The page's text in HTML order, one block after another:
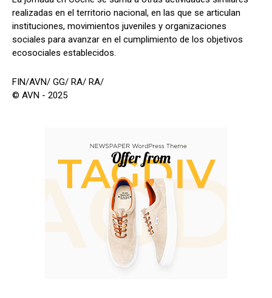
realizadas en el territorio nacional, en las que se articulan
instituciones, movimientos juveniles y organizaciones
sociales para avanzar en el cumplimiento de los objetivos
ecosociales establecidos.
FIN/AVN/ GG/ RA/ RA/
© AVN - 2025